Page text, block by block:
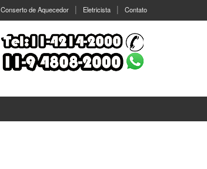
Conserto de Aquecedor Eletricista Contato